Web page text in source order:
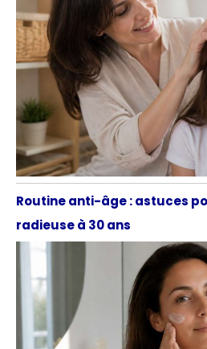
Routine anti-âge : astuces
radieuse à 30 ans